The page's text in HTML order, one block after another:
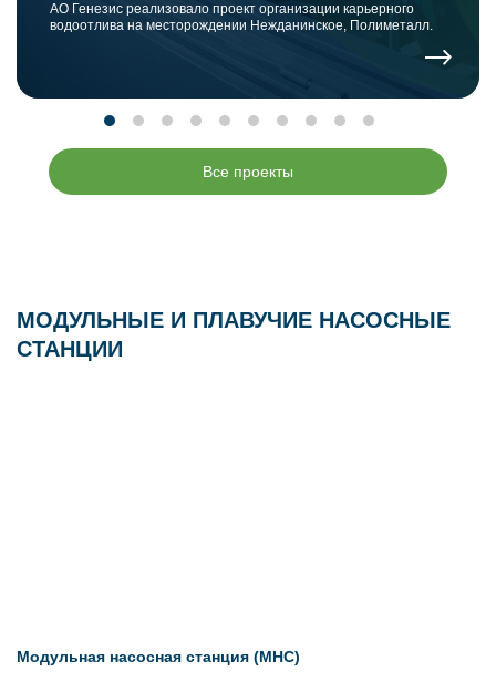
АО Генезис реализовало проект организации карьерного
водоотлива на месторождении Нежданинское, Полиметалл.
Все проекты
МОДУЛЬНЫЕ И ПЛАВУЧИЕ НАСОСНЫЕ
СТАНЦИИ
Модульная насосная станция (МНС)